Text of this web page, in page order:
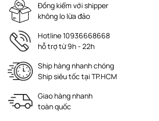
Đồng kiểm với shipper
không lo lừa đảo
Hotline 10936668668
hỗ trợ từ 9h - 22h
Ship hàng nhanh chóng
Ship siêu tốc tại TP.HCM
Giao hàng nhanh
toàn quốc